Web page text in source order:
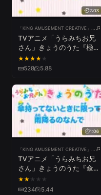
2:03
「KING AMUSEMENT CREATIVE」公式チャンネル
TVアニメ「うらみちお兄
さん」きょうのうた『極寒
スパイラル』
★★★★ ★
528 5.88
1:06
TVアニメ「うらみちお兄
さん」きょうのうた『傘持
ってないときに限って雨降
るのなんで』
★★ ★ ★ ★
234 5.44